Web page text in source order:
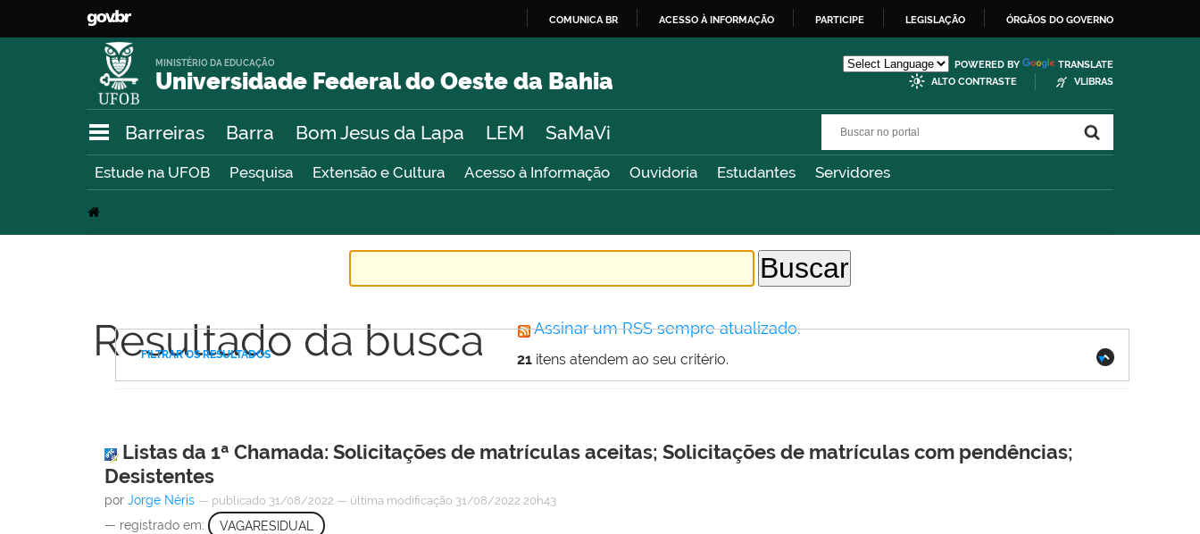
O
COMUNICA BR ACESSO À INFORMAÇÃO PARTICIPE LEGISLAÇÃO ÓRGÃOS DO GOVERNO
Universidade Federal do Oeste da Bahia
MINISTÉRIO DA EDUCAÇÃO POWERED BY
TRANSLATE
ALTO CONTRASTE
VLIBRAS
Barreiras Barra Bom Jesus da Lapa LEM SaMaVi
Estude na UFOB Pesquisa Extensão e Cultura Acesso à Informação Ouvidoria Estudantes Servidores
Resultado da busca Assinar um RSS sempre atualizado.
21itens atendem ao seu critério.
FILTRAR OS RESULTADOS
Listas da 1ª Chamada: Solicitações de matrículas aceitas; Solicitações de matrículas com pendências;
Desistentes
porJorge Néris — publicado 31/08/2022 — última modificação 31/08/2022 20h43
— registrado em: VAGARESIDUAL